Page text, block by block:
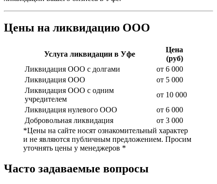
Цены на ликвидацию ООО
Услуга ликвидации в Уфе
Цена
(руб)
Ликвидация ООО с долгами
от 6 000
Ликвидация ООО
от 5 000
Ликвидация ООО с одним
учредителем
от 10 000
Ликвидация нулевого ООО
от 6 000
Добровольная ликвидация
от 3 000
*Цены на сайте носят ознакомительный характер
и не являются публичным предложением. Просим
уточнять цены у менеджеров *
Часто задаваемые вопросы